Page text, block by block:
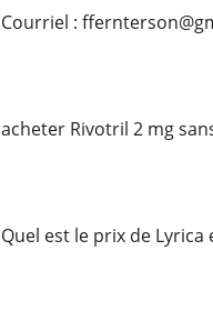
Courriel :
acheter Rivotril 2 mg
Quel est le prix de